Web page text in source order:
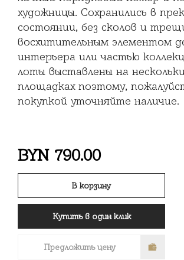
художницы. Сохранились в
состоянии, без сколов и
восхитительным элементом
интерьера или частью
лоты выставлены на
площадках поэтому,
покупкой уточняйте наличие.
BYN790.00
В корзину
Купить в один клик
Предложить цену